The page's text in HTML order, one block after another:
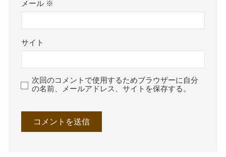
メール ※
サイト
次回のコメントで使用するためブラウザーに自分
の名前、メールアドレス、サイトを保存する。